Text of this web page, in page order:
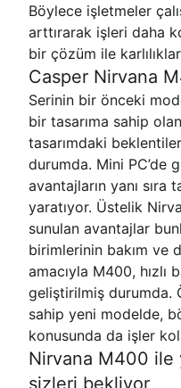
Böylece işletmeler
arttırarak işleri daha
bir çözüm ile
Casper Nirvana
Serinin bir önceki
bir tasarıma sahip
tasarımdaki
durumda. Mini PC’de
avantajların yanı sıra
yaratıyor. Üstelik
sunulan avantajlar
birimlerinin bakım ve
amacıyla M400, hızlı
geliştirilmiş durumda.
sahip yeni modelde,
konusunda da işler
Nirvana M400 ile